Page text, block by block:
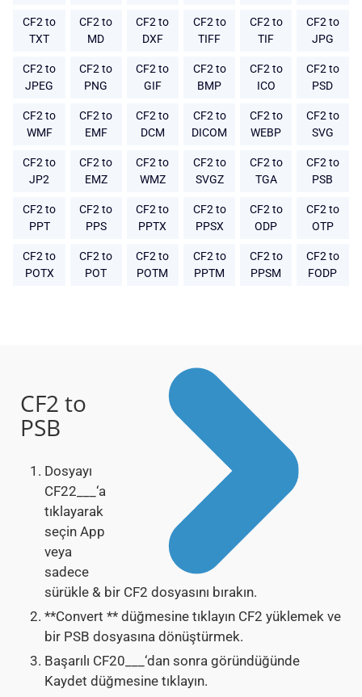
CF2 to
TXT
CF2 to
MD
CF2 to
DXF
CF2 to
TIFF
CF2 to
TIF
CF2 to
JPG
CF2 to
JPEG
CF2 to
PNG
CF2 to
GIF
CF2 to
BMP
CF2 to
ICO
CF2 to
PSD
CF2 to
WMF
CF2 to
EMF
CF2 to
DCM
CF2 to
DICOM
CF2 to
WEBP
CF2 to
SVG
CF2 to
JP2
CF2 to
EMZ
CF2 to
WMZ
CF2 to
SVGZ
CF2 to
TGA
CF2 to
PSB
CF2 to
PPT
CF2 to
PPS
CF2 to
PPTX
CF2 to
PPSX
CF2 to
ODP
CF2 to
OTP
CF2 to
POTX
CF2 to
POT
CF2 to
POTM
CF2 to
PPTM
CF2 to
PPSM
CF2 to
FODP
CF2 to
PSB
Dosyayı
CF22___‘a
tıklayarak
seçin App
veya
sadece
sürükle & bir CF2 dosyasını bırakın.
**Convert ** düğmesine tıklayın CF2 yüklemek ve
bir PSB dosyasına dönüştürmek.
Başarılı CF20___‘dan sonra göründüğünde
Kaydet düğmesine tıklayın.